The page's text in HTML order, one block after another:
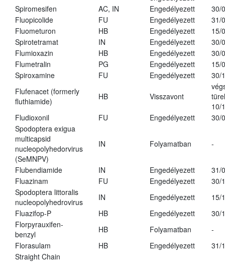
Spiromesifen
AC, IN Engedélyezett
30/
Fluopicolide
FU Engedélyezett
31/
Fluometuron
HB Engedélyezett
15/
Spirotetramat
IN Engedélyezett
30/
Flumioxazin
HB Engedélyezett
30/
Flumetralin
PG Engedélyezett
15/
Spiroxamine
FU Engedélyezett
30/
Flufenacet (formerly
fluthiamide)
HB Visszavont
10/
Fludioxonil
FU Engedélyezett
30/
Spodoptera exigua
multicapsid
nucleopolyhedorvirus
(SeMNPV)
IN Folyamatban -
Flubendiamide IN Engedélyezett
31/
Fluazinam
FU Engedélyezett
30/
Spodoptera littoralis
nucleopolyhedrovirus
IN Engedélyezett
15/
Fluazifop-P
HB Engedélyezett
30/
Florpyrauxifen-
benzyl
HB Folyamatban
-
Florasulam
HB Engedélyezett
31/
Straight Chain